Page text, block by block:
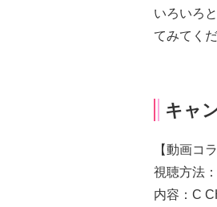
いろいろ
てみてく
キャ
【動画コ
視聴方法
内容：C